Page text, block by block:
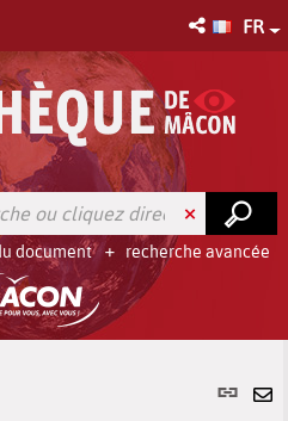
FR
recherche avancée
document
Lien